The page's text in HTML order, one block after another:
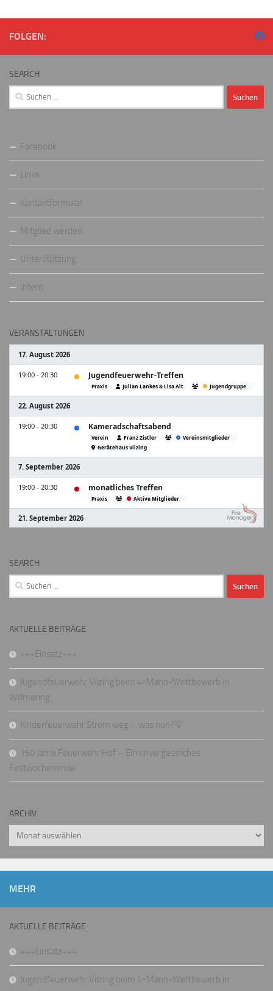
FOLGEN:
SEARCH
Suchen
nach:
Facebook
Links
Kontaktformular
Mitglied werden
Unterstützung
Intern
VERANSTALTUNGEN
SEARCH
Suchen
nach:
AKTUELLE BEITRÄGE
+++Einsatz+++
Jugendfeuerwehr Vilzing beim 4-Mann-Wettbewerb in
Willmering
Kinderfeuerwehr Strom weg – was nun?💡
150 Jahre Feuerwehr Hof – Ein unvergessliches
Festwochenende
ARCHIV
Archiv
MEHR
AKTUELLE BEITRÄGE
+++Einsatz+++
Jugendfeuerwehr Vilzing beim 4-Mann-Wettbewerb in